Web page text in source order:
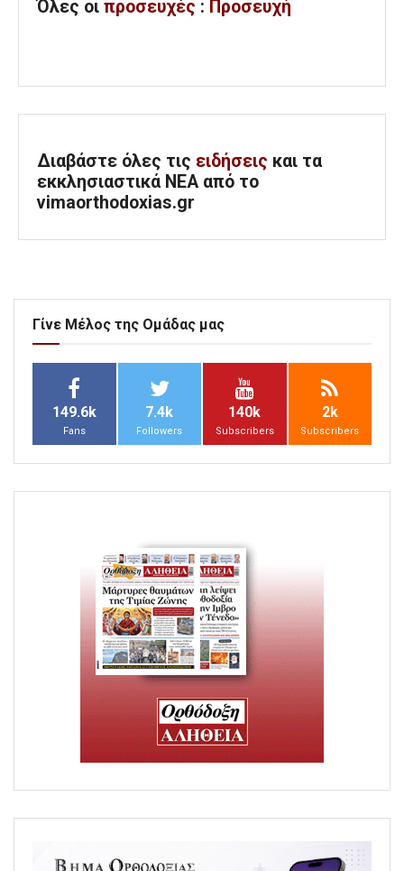
Όλες οι προσευχές : Προσευχή
Διαβάστε όλες τις ειδήσεις και τα
εκκλησιαστικά ΝΕΑ από το
vimaorthodoxias.gr
Γίνε Μέλος της Ομάδας μας
149.6k
Fans
7.4k
Followers
140k
Subscribers
2k
Subscribers